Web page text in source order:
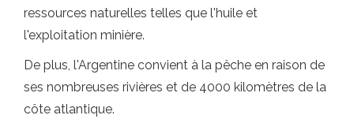
ressources naturelles telles que l'huile et
l'exploitation minière.
De plus, l'Argentine convient à la pêche en raison de
ses nombreuses rivières et de 4000 kilomètres de la
côte atlantique.